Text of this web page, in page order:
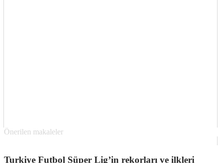
Önerilen makaleler
Turkiye Futbol Süper Lig’in rekorları ve ilkleri